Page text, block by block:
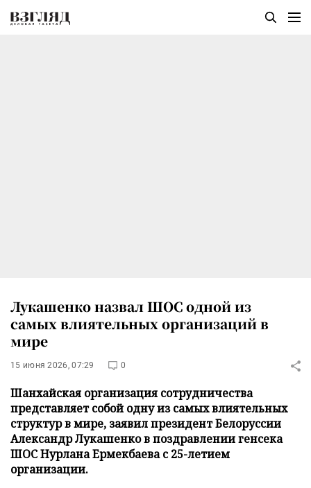
Лукашенко назвал ШОС одной из
самых влиятельных организаций в
мире
15 июня 2026, 07:29 0
Шанхайская организация сотрудничества
представляет собой одну из самых влиятельных
структур в мире, заявил президент Белоруссии
Александр Лукашенко в поздравлении генсека
ШОС Нурлана Ермекбаева с 25-летием
организации.